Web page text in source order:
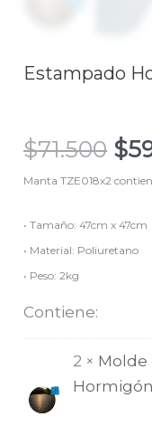
Estampado
$71.500 $
Manta TZE018x2
• Tamaño: 47cm x 47cm
• Material: Poliuretano
• Peso: 2kg
Contiene:
2 × Molde